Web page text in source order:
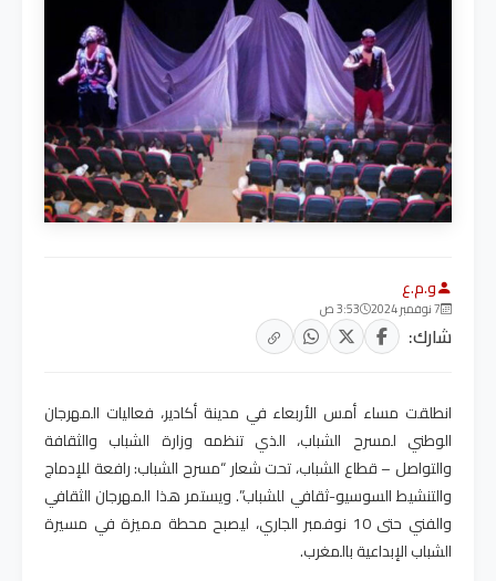
و.م.ع
7 نوفمبر 2024 3:53 ص
شارك:
انطلقت مساء أمس الأربعاء في مدينة أكادير، فعاليات المهرجان
الوطني لمسرح الشباب، الذي تنظمه وزارة الشباب والثقافة
والتواصل – قطاع الشباب، تحت شعار “مسرح الشباب: رافعة للإدماج
والتنشيط السوسيو-ثقافي للشباب”. ويستمر هذا المهرجان الثقافي
والفني حتى 10 نوفمبر الجاري، ليصبح محطة مميزة في مسيرة
الشباب الإبداعية بالمغرب.